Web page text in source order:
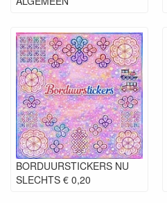
BORDUURSTICKERS NU
SLECHTS € 0,20